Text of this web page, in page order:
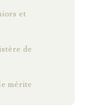
et
de
mérite